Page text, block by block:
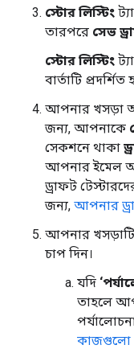
স্টোর লিস্টিং
তারপরে সেভ
স্টোর লিস্টিং
বার্তাটি প্রদর্শিত
আপনার খসড়া
জন্য, আপনাকে
সেকশনে থাকা
আপনার ইমেল
ড্রাফট
জন্য, আপনার
আপনার
চাপ দিন।
যদি
তাহলে
কাজগুলো